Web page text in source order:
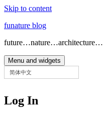
Skip to content
funature blog
future…nature…architecture…
Menu and widgets
简体中文
Log In